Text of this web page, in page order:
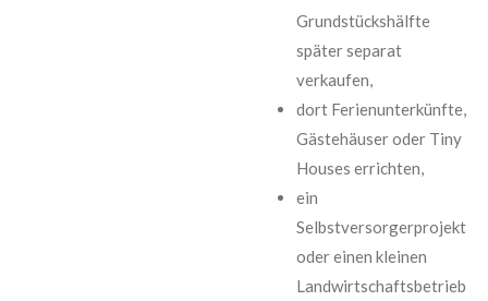
Grundstückshälfte
später separat
verkaufen,
dort Ferienunterkünfte,
Gästehäuser oder Tiny
Houses errichten,
ein
Selbstversorgerprojekt
oder einen kleinen
Landwirtschaftsbetrieb